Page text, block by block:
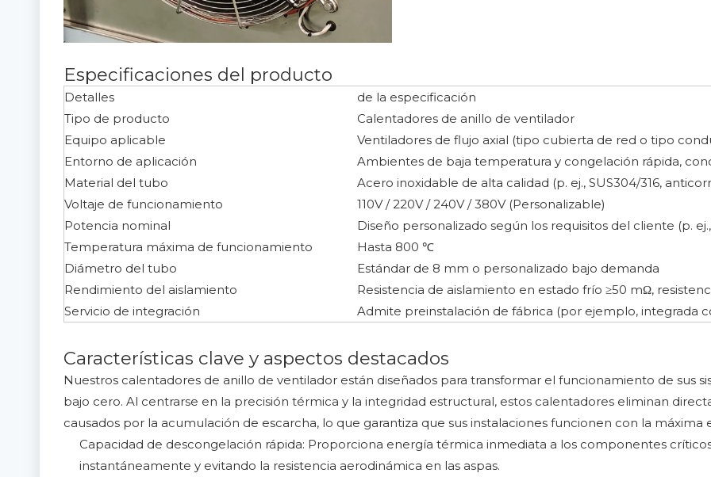
Especificaciones del producto
Detalles
de la especificación
Tipo de producto
Calentadores de anillo de ventilador
Equipo aplicable
Ventiladores de flujo axial (tipo cubierta de red o tipo
Entorno de aplicación
Ambientes de baja temperatura y congelación rápida,
Material del tubo
Acero inoxidable de alta calidad (p. ej., SUS304/316,
Voltaje de funcionamiento
110V / 220V / 240V / 380V (Personalizable)
Potencia nominal
Diseño personalizado según los requisitos del cliente (p.
Temperatura máxima de funcionamiento
Hasta 800 ℃
Diámetro del tubo
Estándar de 8 mm o personalizado bajo demanda
Rendimiento del aislamiento
Resistencia de aislamiento en estado frío ≥50 mΩ,
Servicio de integración
Admite preinstalación de fábrica (por ejemplo, integrada
Características clave y aspectos destacados
Nuestros calentadores de anillo de ventilador están diseñados para transformar el funcionamiento de sus
bajo cero. Al centrarse en la precisión térmica y la integridad estructural, estos calentadores eliminan
causados ​​por la acumulación de escarcha, lo que garantiza que sus instalaciones funcionen con la máxima
Capacidad de descongelación rápida: Proporciona energía térmica inmediata a los componentes
instantáneamente y evitando la resistencia aerodinámica en las aspas.